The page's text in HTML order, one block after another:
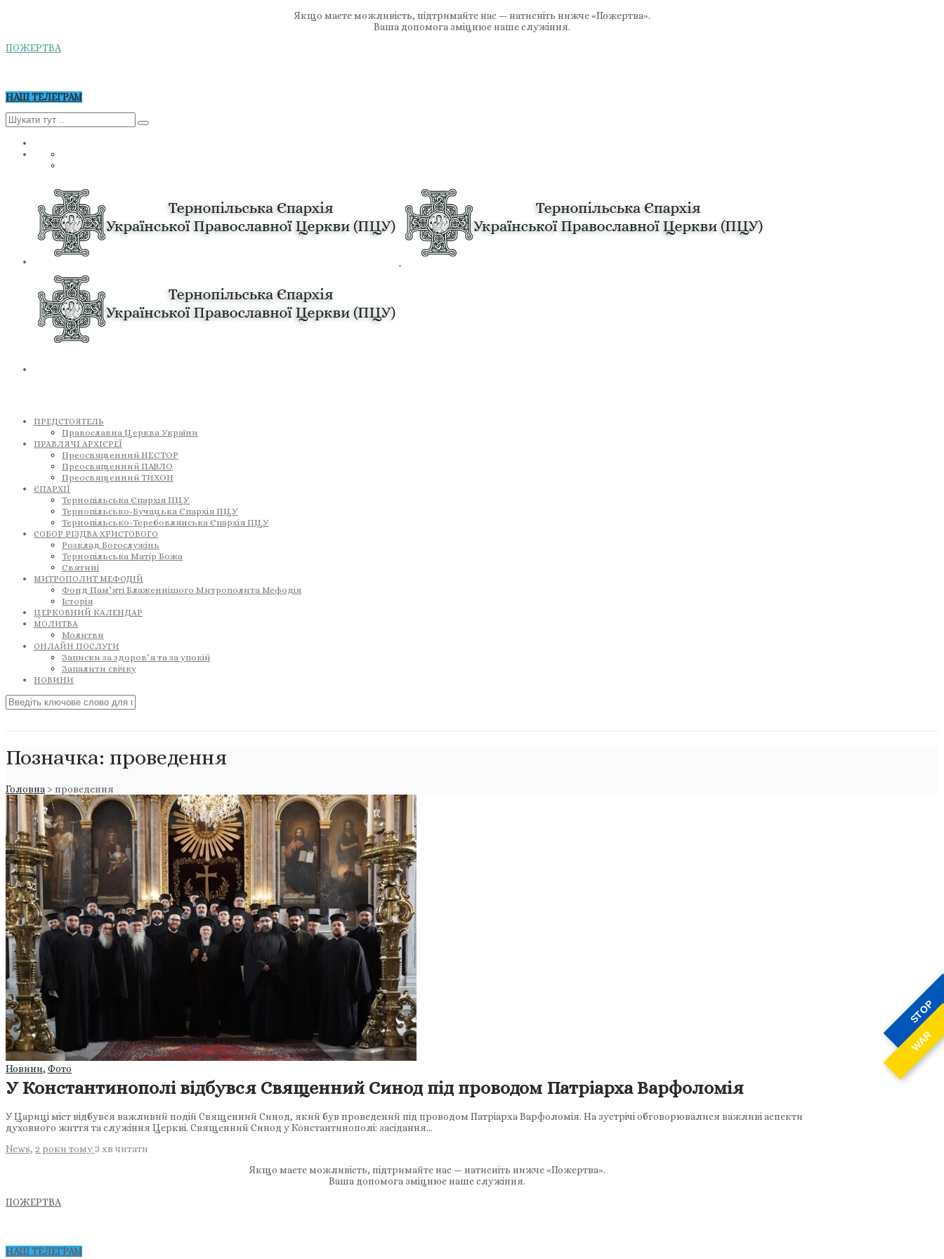
STOP
WAR
Якщо маєте можливість, підтримайте нас — натисніть нижче «Пожертва».
Ваша допомога зміцнює наше служіння.
ПОЖЕРТВА
НАШ ТЕЛЕГРАМ
ПРЕДСТОЯТЕЛЬ
Православна Церква України
ПРАВЛЯЧІ АРХІЄРЕЇ
Преосвященний НЕСТОР
Преосвященний ПАВЛО
Преосвященний ТИХОН
ЄПАРХІЇ
Тернопільська Єпархія ПЦУ
Тернопільсько-Бучацька Єпархія ПЦУ
Тернопільсько-Теребовлянська Єпархія ПЦУ
СОБОР РІЗДВА ХРИСТОВОГО
Розклад Богослужінь
Тернопільська Матір Божа
Святині
МИТРОПОЛИТ МЕФОДІЙ
Фонд Пам’яті Блаженнішого Митрополита Мефодія
Історія
ЦЕРКОВНИЙ КАЛЕНДАР
МОЛИТВА
Молитви
ОНЛАЙН ПОСЛУГИ
Записки за здоров’я та за упокій
Запалити свічку
НОВИНИ
Позначка: проведення
Головна > проведення
Новини, Фото
У Константинополі відбувся Священний Синод під проводом Патріарха Варфоломія
У Цариці міст відбувся важливий подій Священний Синод, який був проведений під проводом Патріарха Варфоломія. На зустрічі обговорювалися важливі аспекти
духовного життя та служіння Церкві. Священний Синод у Константинополі: засідання…
News, 2 роки тому3 хв читати
Якщо маєте можливість, підтримайте нас — натисніть нижче «Пожертва».
Ваша допомога зміцнює наше служіння.
ПОЖЕРТВА
НАШ ТЕЛЕГРАМ